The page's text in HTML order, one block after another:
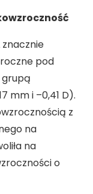
znacznie
pod
grupą
mm i –0,41 D).
z
na
na
o